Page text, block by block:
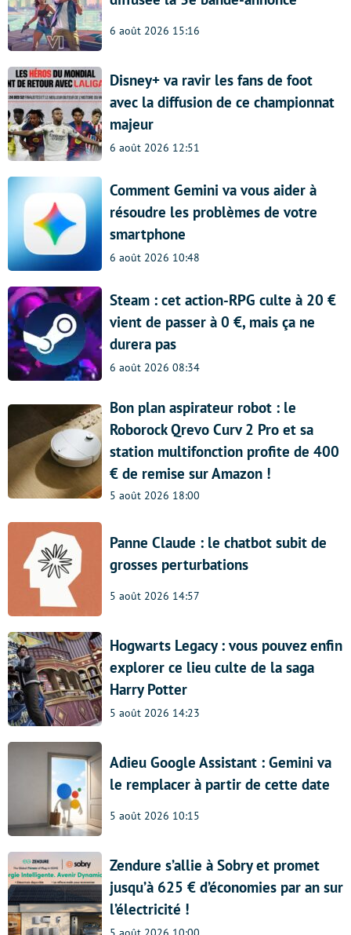
6 août 2026 15:16
Disney+ va ravir les fans de foot
avec la diffusion de ce championnat
majeur
6 août 2026 12:51
Comment Gemini va vous aider à
résoudre les problèmes de votre
smartphone
6 août 2026 10:48
Steam : cet action-RPG culte à 20 €
vient de passer à 0 €, mais ça ne
durera pas
6 août 2026 08:34
Bon plan aspirateur robot : le
Roborock Qrevo Curv 2 Pro et sa
station multifonction profite de 400
€ de remise sur Amazon !
5 août 2026 18:00
Panne Claude : le chatbot subit de
grosses perturbations
5 août 2026 14:57
Hogwarts Legacy : vous pouvez enfin
explorer ce lieu culte de la saga
Harry Potter
5 août 2026 14:23
Adieu Google Assistant : Gemini va
le remplacer à partir de cette date
5 août 2026 10:15
Zendure s’allie à Sobry et promet
jusqu’à 625 € d’économies par an sur
l’électricité !